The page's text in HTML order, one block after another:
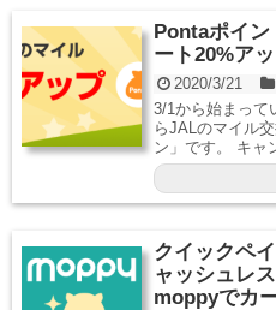
Pontaポイ
ート20%ア
2020/3/21
3/1から始まって
らJALのマイル
ン」です。 キャ
クイックペ
ャッシュレ
moppyでカ